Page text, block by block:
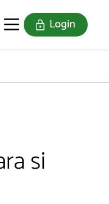
Login
si